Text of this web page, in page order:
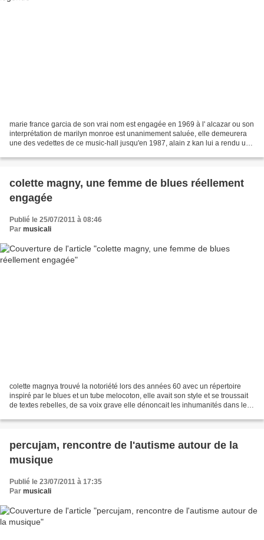
marie france garcia de son vrai nom est engagée en 1969 à l' alcazar ou son
interprétation de marilyn monroe est unanimement saluée, elle demeurera
une des vedettes de ce music-hall jusqu'en 1987, alain z kan lui a rendu un
colette magny, une femme de blues réellement
engagée
Publié le 25/07/2011 à 08:46
Par musicali
colette magnya trouvé la notoriété lors des années 60 avec un répertoire
inspiré par le blues et un tube melocoton, elle avait son style et se troussait
de textes rebelles, de sa voix grave elle dénoncait les inhumanités dans leur
percujam, rencontre de l'autisme autour de la
musique
Publié le 23/07/2011 à 17:35
Par musicali